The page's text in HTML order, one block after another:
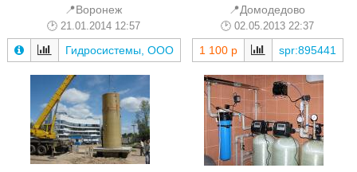
📍Воронеж
21.01.2014 12:57
Гидросистемы, ООО
📍Домодедово
02.05.2013 22:37
1 100 р spr:895441